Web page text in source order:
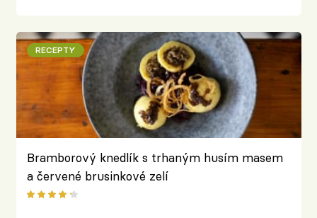
RECEPTY
Bramborový knedlík s trhaným husím masem
a červené brusinkové zelí